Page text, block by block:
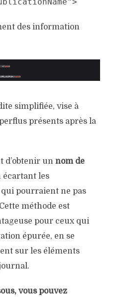
des information
simplifiée, vise à
présents après la
d’obtenir un nom de
écartant les
pourraient ne pas
méthode est
pour ceux qui
épurée, en se
sur les éléments
vous pouvez